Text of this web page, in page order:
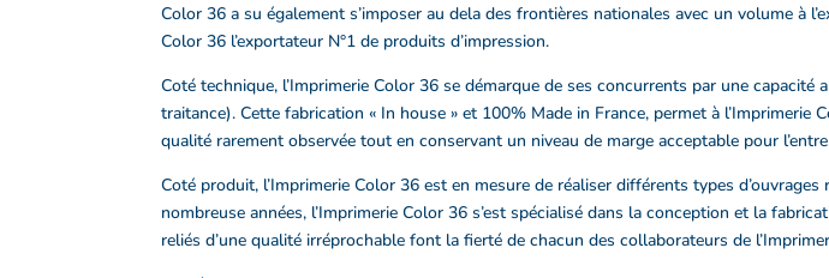
Color 36 a su également s’imposer au dela des frontières nationales avec un volume à
Color 36 l’exportateur N°1 de produits d’impression.
Coté technique, l’Imprimerie Color 36 se démarque de ses concurrents par une
traitance). Cette fabrication « In house » et 100% Made in France, permet à
qualité rarement observée tout en conservant un niveau de marge acceptable pour
Coté produit, l’Imprimerie Color 36 est en mesure de réaliser différents types
nombreuse années, l’Imprimerie Color 36 s’est spécialisé dans la conception et la
reliés d’une qualité irréprochable font la fierté de chacun des collaborateurs de